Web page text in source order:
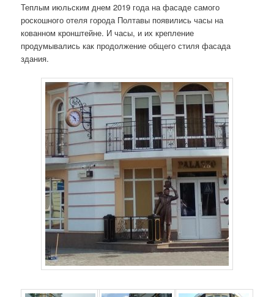
Теплым июльским днем 2019 года на фасаде самого
роскошного отеля города Полтавы появились часы на
кованном кронштейне. И часы, и их крепление
продумывались как продолжение общего стиля фасада
здания.